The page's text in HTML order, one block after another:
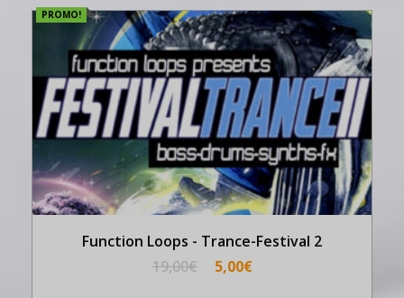
PROMO!
Function Loops - Trance-Festival 2
19,00€ 5,00€